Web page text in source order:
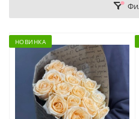
НОВИНКА